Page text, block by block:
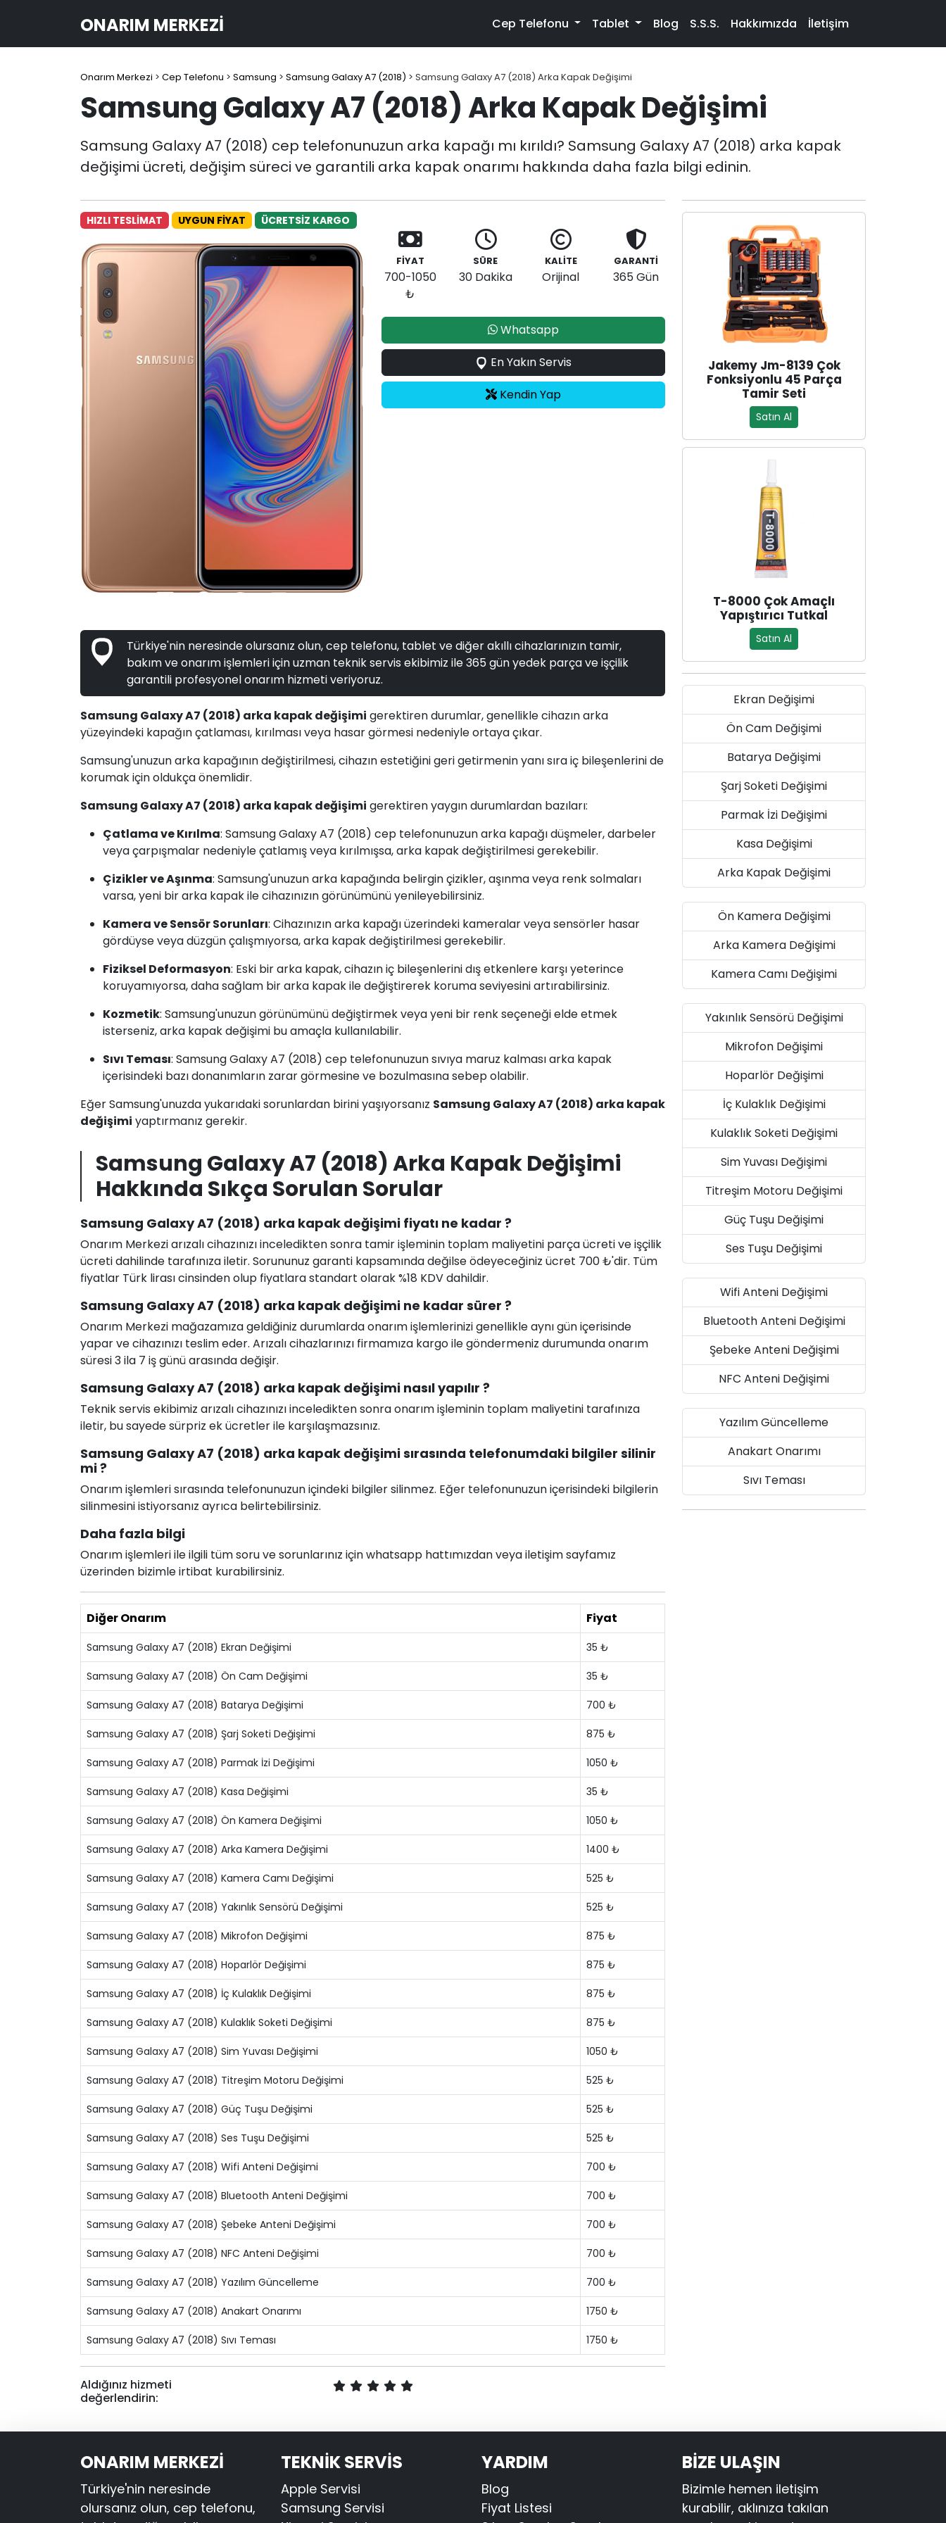
ONARIM MERKEZI Cep Telefonu Tablet Blog S.S.S. Hakkımızda İletişim
Onarım Merkezi > Cep Telefonu > Samsung > Samsung Galaxy A7 (2018) > Samsung Galaxy A7 (2018) Arka Kapak Değişimi
Samsung Galaxy A7 (2018) Arka Kapak Değişimi
Samsung Galaxy A7 (2018) cep telefonunuzun arka kapağı mı kırıldı? Samsung Galaxy A7 (2018) arka kapak
değişimi ücreti, değişim süreci ve garantili arka kapak onarımı hakkında daha fazla bilgi edinin.
HIZLI TESLİMAT UYGUN FİYAT ÜCRETSİZ KARGO
FİYAT
700-1050
₺
SÜRE
30 Dakika
KALİTE
Orijinal
GARANTİ
365 Gün
Whatsapp
En Yakın Servis
Kendin Yap
Türkiye'nin neresinde olursanız olun, cep telefonu, tablet ve diğer akıllı cihazlarınızın tamir,
bakım ve onarım işlemleri için uzman teknik servis ekibimiz ile 365 gün yedek parça ve işçilik
garantili profesyonel onarım hizmeti veriyoruz.
Samsung Galaxy A7 (2018) arka kapak değişimi gerektiren durumlar, genellikle cihazın arka
yüzeyindeki kapağın çatlaması, kırılması veya hasar görmesi nedeniyle ortaya çıkar.
Samsung'unuzun arka kapağının değiştirilmesi, cihazın estetiğini geri getirmenin yanı sıra iç bileşenlerini de
korumak için oldukça önemlidir.
Samsung Galaxy A7 (2018) arka kapak değişimi gerektiren yaygın durumlardan bazıları:
Çatlama ve Kırılma: Samsung Galaxy A7 (2018) cep telefonunuzun arka kapağı düşmeler, darbeler
veya çarpışmalar nedeniyle çatlamış veya kırılmışsa, arka kapak değiştirilmesi gerekebilir.
Çizikler ve Aşınma: Samsung'unuzun arka kapağında belirgin çizikler, aşınma veya renk solmaları
varsa, yeni bir arka kapak ile cihazınızın görünümünü yenileyebilirsiniz.
Kamera ve Sensör Sorunları: Cihazınızın arka kapağı üzerindeki kameralar veya sensörler hasar
gördüyse veya düzgün çalışmıyorsa, arka kapak değiştirilmesi gerekebilir.
Fiziksel Deformasyon: Eski bir arka kapak, cihazın iç bileşenlerini dış etkenlere karşı yeterince
koruyamıyorsa, daha sağlam bir arka kapak ile değiştirerek koruma seviyesini artırabilirsiniz.
Kozmetik: Samsung'unuzun görünümünü değiştirmek veya yeni bir renk seçeneği elde etmek
isterseniz, arka kapak değişimi bu amaçla kullanılabilir.
Sıvı Teması: Samsung Galaxy A7 (2018) cep telefonunuzun sıvıya maruz kalması arka kapak
içerisindeki bazı donanımların zarar görmesine ve bozulmasına sebep olabilir.
Eğer Samsung'unuzda yukarıdaki sorunlardan birini yaşıyorsanız Samsung Galaxy A7 (2018) arka kapak
değişimi yaptırmanız gerekir.
Samsung Galaxy A7 (2018) Arka Kapak Değişimi
Hakkında Sıkça Sorulan Sorular
Samsung Galaxy A7 (2018) arka kapak değişimi fiyatı ne kadar ?
Onarım Merkezi arızalı cihazınızı inceledikten sonra tamir işleminin toplam maliyetini parça ücreti ve işçilik
ücreti dahilinde tarafınıza iletir. Sorununuz garanti kapsamında değilse ödeyeceğiniz ücret 700 ₺'dir. Tüm
fiyatlar Türk lirası cinsinden olup fiyatlara standart olarak %18 KDV dahildir.
Samsung Galaxy A7 (2018) arka kapak değişimi ne kadar sürer ?
Onarım Merkezi mağazamıza geldiğiniz durumlarda onarım işlemlerinizi genellikle aynı gün içerisinde
yapar ve cihazınızı teslim eder. Arızalı cihazlarınızı firmamıza kargo ile göndermeniz durumunda onarım
süresi 3 ila 7 iş günü arasında değişir.
Samsung Galaxy A7 (2018) arka kapak değişimi nasıl yapılır ?
Teknik servis ekibimiz arızalı cihazınızı inceledikten sonra onarım işleminin toplam maliyetini tarafınıza
iletir, bu sayede sürpriz ek ücretler ile karşılaşmazsınız.
Samsung Galaxy A7 (2018) arka kapak değişimi sırasında telefonumdaki bilgiler silinir
mi ?
Onarım işlemleri sırasında telefonunuzun içindeki bilgiler silinmez. Eğer telefonunuzun içerisindeki bilgilerin
silinmesini istiyorsanız ayrıca belirtebilirsiniz.
Daha fazla bilgi
Onarım işlemleri ile ilgili tüm soru ve sorunlarınız için whatsapp hattımızdan veya iletişim sayfamız
üzerinden bizimle irtibat kurabilirsiniz.
Diğer Onarım Fiyat
Samsung Galaxy A7 (2018) Ekran Değişimi 35 ₺
Samsung Galaxy A7 (2018) Ön Cam Değişimi 35 ₺
Samsung Galaxy A7 (2018) Batarya Değişimi 700 ₺
Samsung Galaxy A7 (2018) Şarj Soketi Değişimi 875 ₺
Samsung Galaxy A7 (2018) Parmak İzi Değişimi 1050 ₺
Samsung Galaxy A7 (2018) Kasa Değişimi 35 ₺
Samsung Galaxy A7 (2018) Ön Kamera Değişimi 1050 ₺
Samsung Galaxy A7 (2018) Arka Kamera Değişimi 1400 ₺
Samsung Galaxy A7 (2018) Kamera Camı Değişimi 525 ₺
Samsung Galaxy A7 (2018) Yakınlık Sensörü Değişimi 525 ₺
Samsung Galaxy A7 (2018) Mikrofon Değişimi 875 ₺
Samsung Galaxy A7 (2018) Hoparlör Değişimi 875 ₺
Samsung Galaxy A7 (2018) İç Kulaklık Değişimi 875 ₺
Samsung Galaxy A7 (2018) Kulaklık Soketi Değişimi 875 ₺
Samsung Galaxy A7 (2018) Sim Yuvası Değişimi 1050 ₺
Samsung Galaxy A7 (2018) Titreşim Motoru Değişimi 525 ₺
Samsung Galaxy A7 (2018) Güç Tuşu Değişimi 525 ₺
Samsung Galaxy A7 (2018) Ses Tuşu Değişimi 525 ₺
Samsung Galaxy A7 (2018) Wifi Anteni Değişimi 700 ₺
Samsung Galaxy A7 (2018) Bluetooth Anteni Değişimi 700 ₺
Samsung Galaxy A7 (2018) Şebeke Anteni Değişimi 700 ₺
Samsung Galaxy A7 (2018) NFC Anteni Değişimi 700 ₺
Samsung Galaxy A7 (2018) Yazılım Güncelleme 700 ₺
Samsung Galaxy A7 (2018) Anakart Onarımı 1750 ₺
Samsung Galaxy A7 (2018) Sıvı Teması 1750 ₺
Aldığınız hizmeti
değerlendirin:
Jakemy Jm-8139 Çok
Fonksiyonlu 45 Parça
Tamir Seti
Satın Al
T-8000 Çok Amaçlı
Yapıştırıcı Tutkal
Satın Al
Ekran Değişimi
Ön Cam Değişimi
Batarya Değişimi
Şarj Soketi Değişimi
Parmak İzi Değişimi
Kasa Değişimi
Arka Kapak Değişimi
Ön Kamera Değişimi
Arka Kamera Değişimi
Kamera Camı Değişimi
Yakınlık Sensörü Değişimi
Mikrofon Değişimi
Hoparlör Değişimi
İç Kulaklık Değişimi
Kulaklık Soketi Değişimi
Sim Yuvası Değişimi
Titreşim Motoru Değişimi
Güç Tuşu Değişimi
Ses Tuşu Değişimi
Wifi Anteni Değişimi
Bluetooth Anteni Değişimi
Şebeke Anteni Değişimi
NFC Anteni Değişimi
Yazılım Güncelleme
Anakart Onarımı
Sıvı Teması
ONARIM MERKEZİ
Türkiye'nin neresinde
olursanız olun, cep telefonu,
TEKNİK SERVİS
Apple Servisi
Samsung Servisi
YARDIM
Blog
Fiyat Listesi
BİZE ULAŞIN
Bizimle hemen iletişim
kurabilir, aklınıza takılan